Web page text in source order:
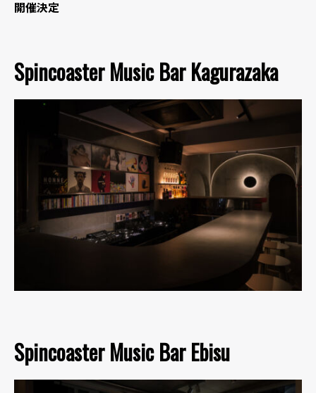
開催決定
Spincoaster Music Bar Kagurazaka
Spincoaster Music Bar Ebisu